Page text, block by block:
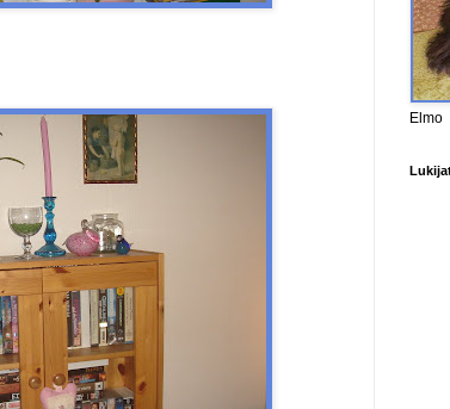
Elmo